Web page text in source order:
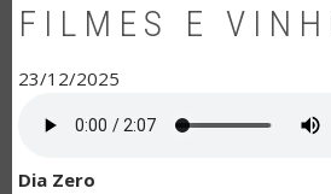
FILMES E
23/12/2025
Dia Zero